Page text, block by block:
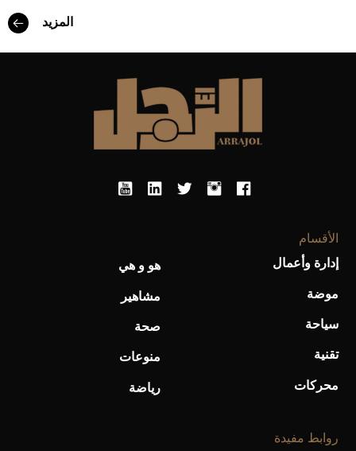
المزيد
الأقسام
إدارة وأعمال
موضة
سياحة
تقنية
محركات
هو و هي
مشاهير
صحة
منوعات
رياضة
روابط مفيدة